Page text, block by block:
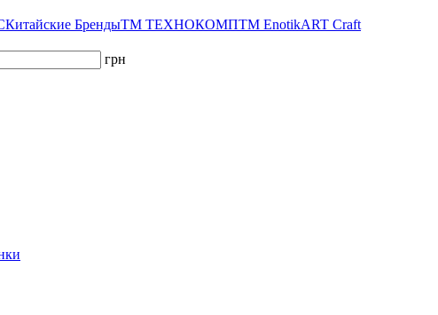
Китайские БрендыТМ ТЕХНОКОМПТМ EnotikART Craft
грн